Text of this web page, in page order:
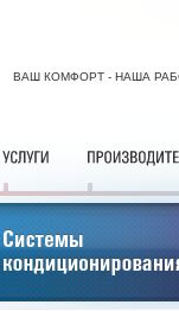
ВАШ КОМФОРТ - НАША